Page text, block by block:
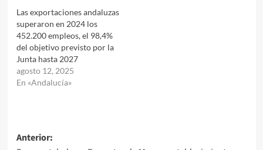
Las exportaciones andaluzas
superaron en 2024 los
452.200 empleos, el 98,4%
del objetivo previsto por la
Junta hasta 2027
agosto 12, 2025
En «Andalucía»
Navegación
Anterior: